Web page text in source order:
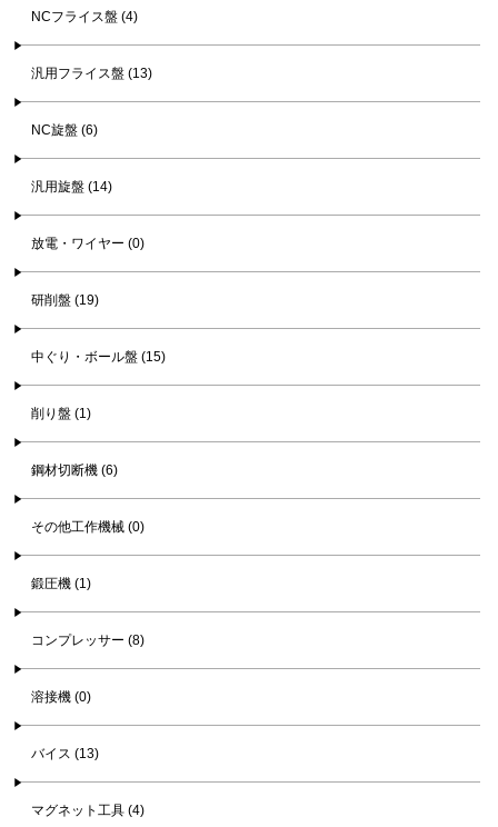
NCフライス盤 (4)
汎用フライス盤 (13)
NC旋盤 (6)
汎用旋盤 (14)
放電・ワイヤー (0)
研削盤 (19)
中ぐり・ボール盤 (15)
削り盤 (1)
鋼材切断機 (6)
その他工作機械 (0)
鍛圧機 (1)
コンプレッサー (8)
溶接機 (0)
バイス (13)
マグネット工具 (4)